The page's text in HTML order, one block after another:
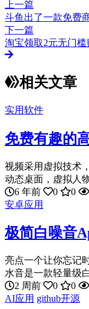
上一篇
斗鱼出了一款免费
下一篇
淘宝领取2元无门
相关文章
实用软件
免费有趣的
视频采用虚拟技术
动态桌面，虚拟人
6 年前
0 0
安卓应用
极简白噪音
亮点一个让你忘记
水音是一款轻量级
2 周前
0 0
AI应用 github开源